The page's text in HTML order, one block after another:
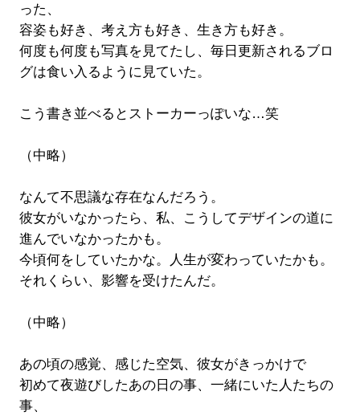
った、
容姿も好き、考え方も好き、生き方も好き。
何度も何度も写真を見てたし、毎日更新されるブロ
グは食い入るように見ていた。
こう書き並べるとストーカーっぽいな…笑
（中略）
なんて不思議な存在なんだろう。
彼女がいなかったら、私、こうしてデザインの道に
進んでいなかったかも。
今頃何をしていたかな。人生が変わっていたかも。
それくらい、影響を受けたんだ。
（中略）
あの頃の感覚、感じた空気、彼女がきっかけで
初めて夜遊びしたあの日の事、一緒にいた人たちの
事、